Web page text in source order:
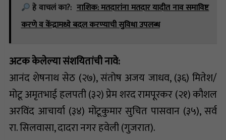
हे वाचलं का?: नाशिक: मतदारांना मतदार यादीत नाव समाविष्ट
करणे व केंद्रामध्ये बदल करण्याची सुविधा उपलब्ध
अटक केलेल्या संशयितांची नावे:
आनंद शेषनाथ सेठ (२७), संतोष अजय जाधव, (३६) मितेश/
मोटू अमृतभाई हलपती (३२) प्रेम शरद रामपूरकर (२१) कौशल
अरविंद आचार्या (३४) मोंटूकुमार सुचित पासवान (३५), सर्व
रा. सिलवासा, दादरा नगर हवेली (गुजरात).